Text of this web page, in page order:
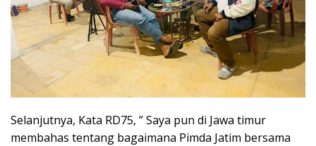
Selanjutnya, Kata RD75, ” Saya pun di Jawa timur
membahas tentang bagaimana Pimda Jatim bersama